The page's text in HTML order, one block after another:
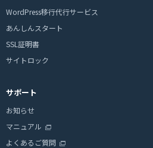
WordPress移行代行サービス
あんしんスタート
SSL証明書
サイトロック
サポート
お知らせ
マニュアル
よくあるご質問